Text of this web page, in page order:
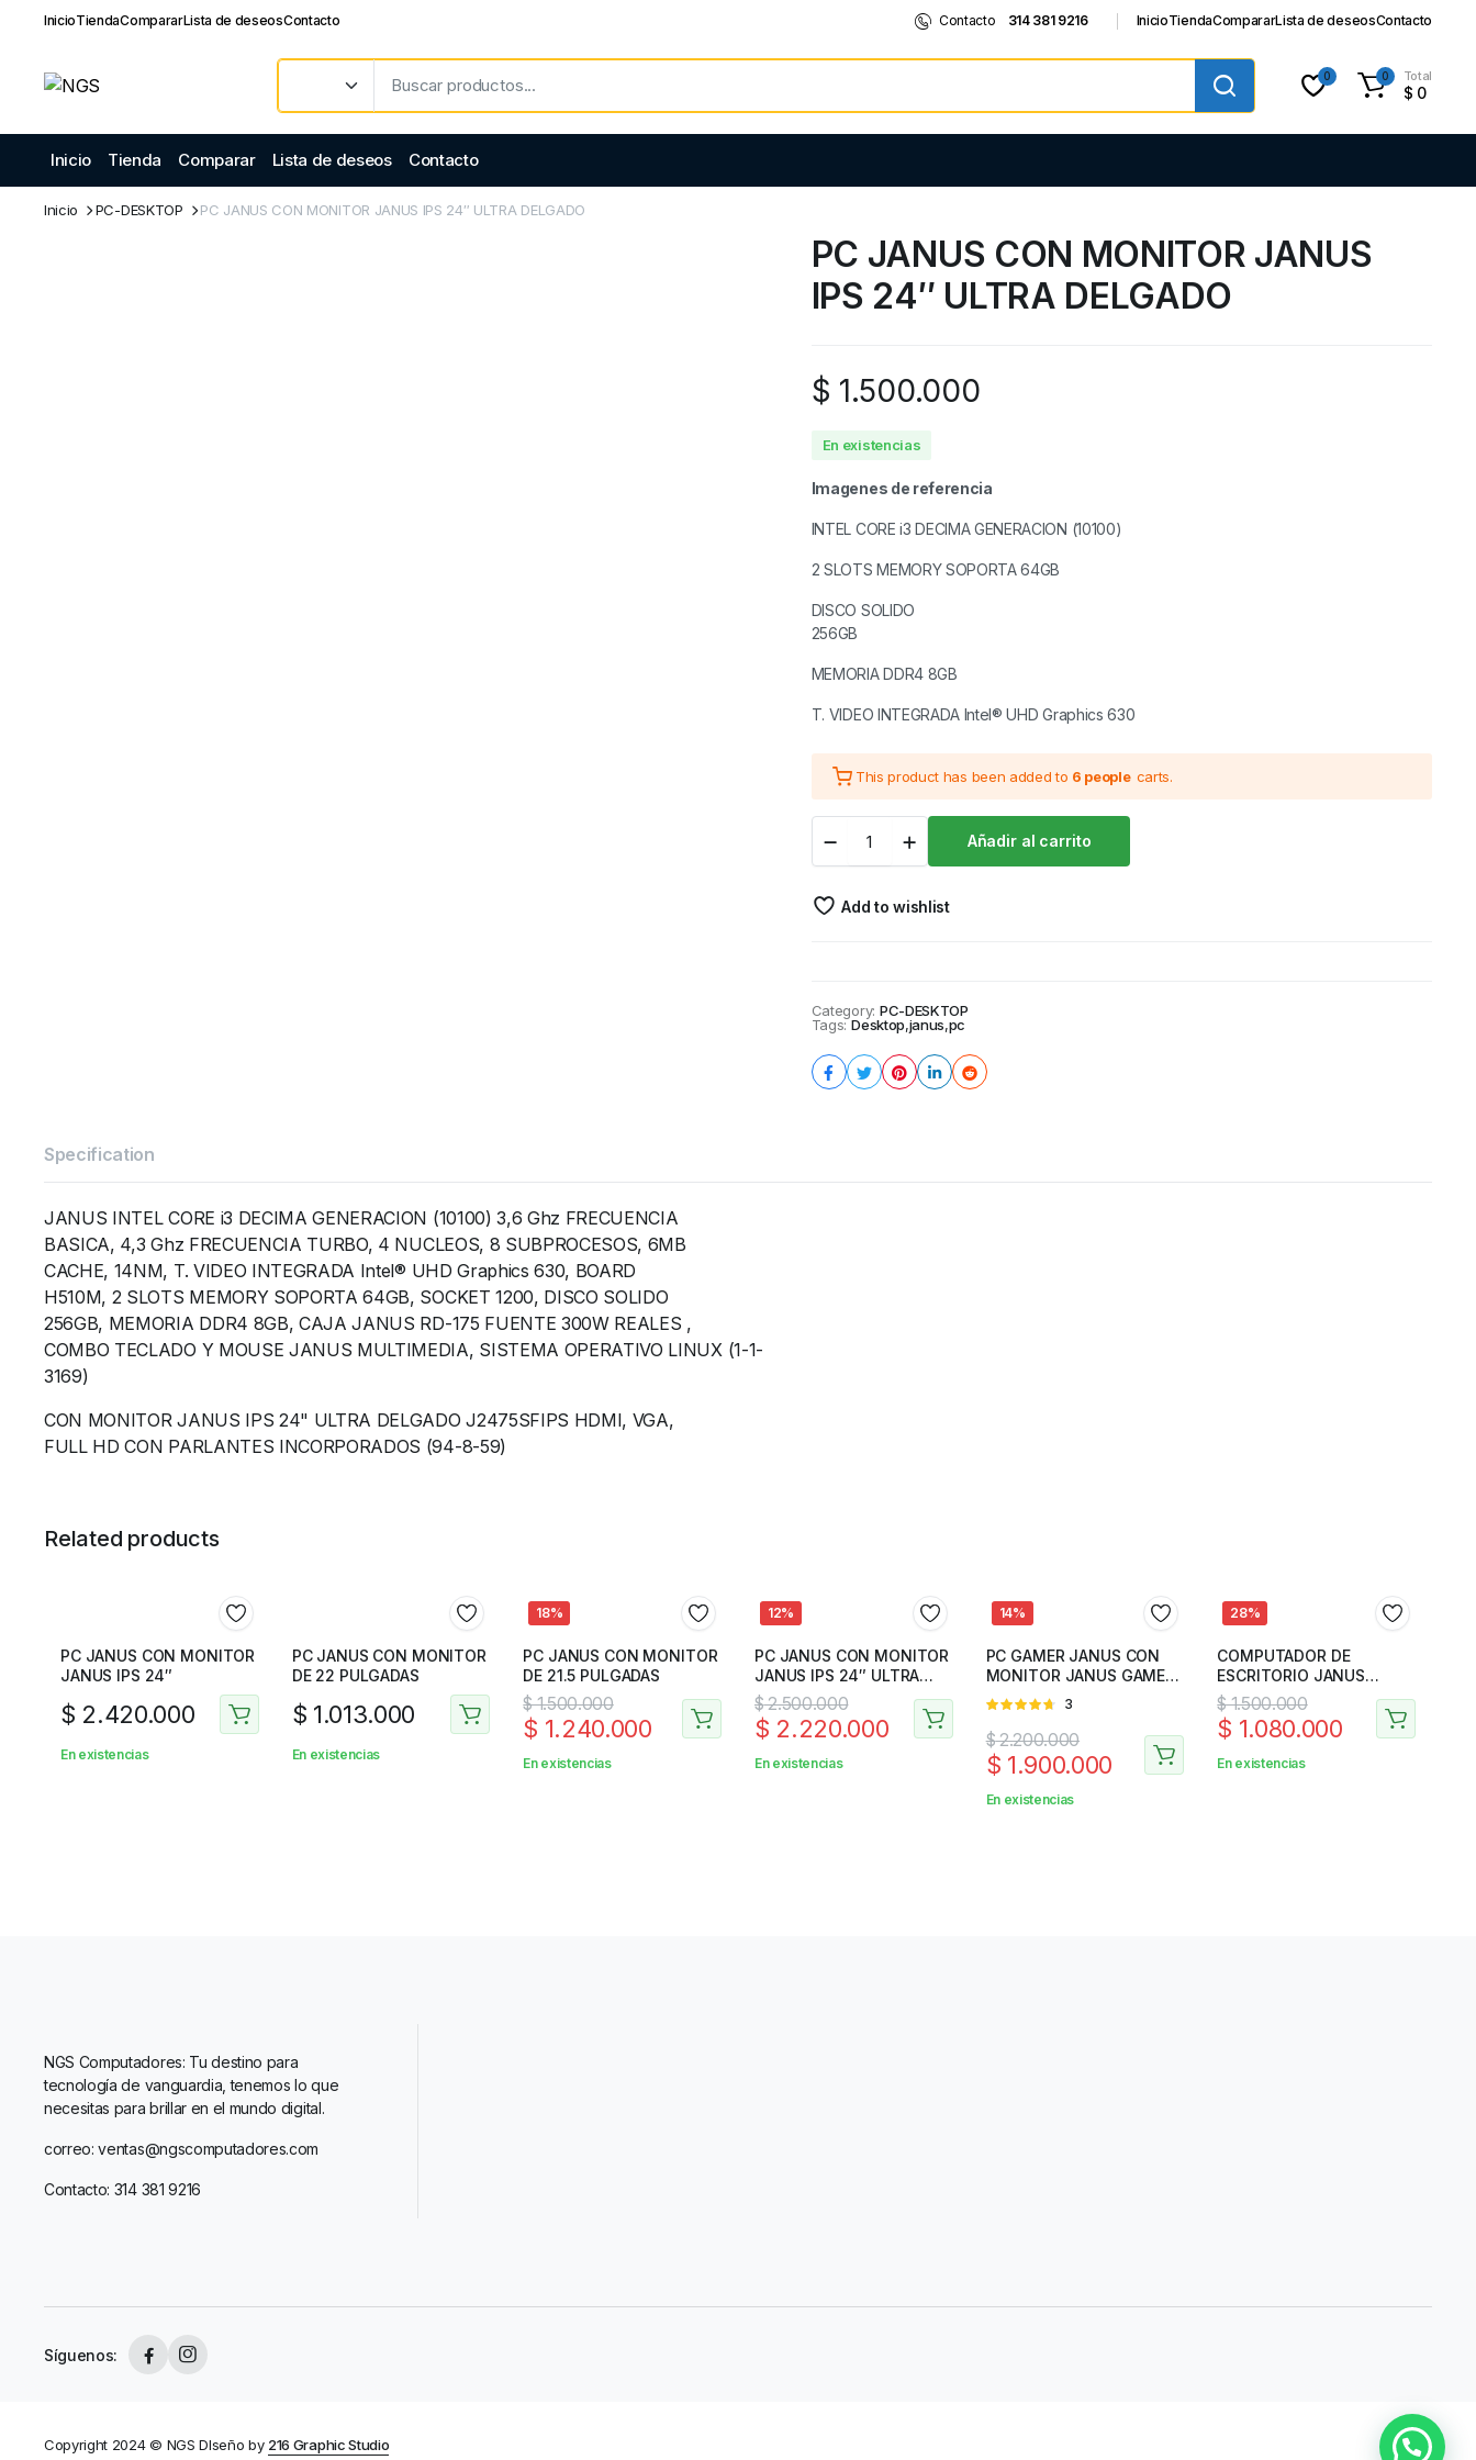
InicioTiendaCompararLista de deseosContacto Contacto 314 381 9216 InicioTiendaCompararLista de deseosContacto
0 0 Total
$ 0
Inicio Tienda Comparar Lista de deseos Contacto
Inicio PC-DESKTOP PC JANUS CON MONITOR JANUS IPS 24″ ULTRA DELGADO
PC JANUS CON MONITOR JANUS
IPS 24″ ULTRA DELGADO
$ 1.500.000
En existencias
Imagenes de referencia
INTEL CORE i3 DECIMA GENERACION (10100)
2 SLOTS MEMORY SOPORTA 64GB
DISCO SOLIDO
256GB
MEMORIA DDR4 8GB
T. VIDEO INTEGRADA Intel® UHD Graphics 630
This product has been added to 6 people carts.
JANUS
CON
JANUS
cantidad
Añadir al carrito
Add to wishlist
Category: PC-DESKTOP
Tags: Desktop,janus,pc
Specification
JANUS INTEL CORE i3 DECIMA GENERACION (10100) 3,6 Ghz FRECUENCIA
BASICA, 4,3 Ghz FRECUENCIA TURBO, 4 NUCLEOS, 8 SUBPROCESOS, 6MB
CACHE, 14NM, T. VIDEO INTEGRADA Intel® UHD Graphics 630, BOARD
H510M, 2 SLOTS MEMORY SOPORTA 64GB, SOCKET 1200, DISCO SOLIDO
256GB, MEMORIA DDR4 8GB, CAJA JANUS RD-175 FUENTE 300W REALES ,
COMBO TECLADO Y MOUSE JANUS MULTIMEDIA, SISTEMA OPERATIVO LINUX (1-1-
3169)
CON MONITOR JANUS IPS 24" ULTRA DELGADO J2475SFIPS HDMI, VGA,
FULL HD CON PARLANTES INCORPORADOS (94-8-59)
Related products
PC JANUS CON MONITOR
JANUS IPS 24″
$ 2.420.000
En existencias
PC JANUS CON MONITOR
DE 22 PULGADAS
$ 1.013.000
En existencias
18%
PC JANUS CON MONITOR
DE 21.5 PULGADAS
$1.500.000
$ 1.240.000
En existencias
12%
PC JANUS CON MONITOR
JANUS IPS 24″ ULTRA
DELGADO
$2.500.000
$ 2.220.000
En existencias
14%
PC GAMER JANUS CON
MONITOR JANUS GAMER
24″ J2465FGFH
Valorado
de 5
3
$2.200.000
$ 1.900.000
En existencias
28%
COMPUTADOR DE
ESCRITORIO JANUS
CELERON DUAL CORE FB
(N4020)
$1.500.000
$ 1.080.000
En existencias
NGS Computadores: Tu destino para
tecnología de vanguardia, tenemos lo que
necesitas para brillar en el mundo digital.
correo: ventas@ngscomputadores.com
Contacto: 314 381 9216
Síguenos:
Copyright 2024 © NGS DIseño by 216 Graphic Studio